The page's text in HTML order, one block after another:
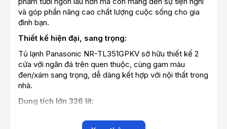
và góp phần nâng cao chất lượng cuộc sống cho gia
đình bạn.
Thiết kế hiện đại, sang trọng:
Tủ lạnh Panasonic NR-TL351GPKV sở hữu thiết kế 2
cửa với ngăn đá trên quen thuộc, cùng gam màu
đen/xám sang trọng, dễ dàng kết hợp với nội thất trong
nhà.
Dung tích lớn 326 lít: